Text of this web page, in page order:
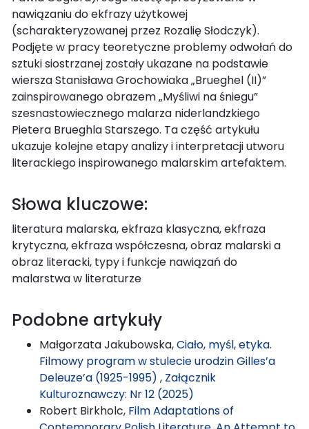
nawiązaniu do ekfrazy użytkowej
(scharakteryzowanej przez Rozalię Słodczyk).
Podjęte w pracy teoretyczne problemy odwołań do
sztuki siostrzanej zostały ukazane na podstawie
wiersza Stanisława Grochowiaka „Brueghel (II)”
zainspirowanego obrazem „Myśliwi na śniegu”
szesnastowiecznego malarza niderlandzkiego
Pietera Brueghla Starszego. Ta część artykułu
ukazuje kolejne etapy analizy i interpretacji utworu
literackiego inspirowanego malarskim artefaktem.
Słowa kluczowe:
literatura malarska, ekfraza klasyczna, ekfraza
krytyczna, ekfraza współczesna, obraz malarski a
obraz literacki, typy i funkcje nawiązań do
malarstwa w literaturze
Podobne artykuły
Małgorzata Jakubowska,Ciało, myśl, etyka.
Filmowy program w stulecie urodzin Gilles’a
Deleuze’a (1925-1995) , Załącznik
Kulturoznawczy: Nr 12 (2025)
Robert Birkholc, Film Adaptations of